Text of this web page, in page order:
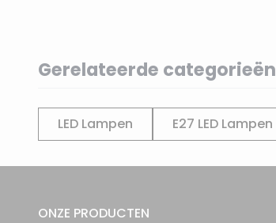
Gerelateerde categorieën
LED Lampen E27 LED Lampen
ONZE PRODUCTEN